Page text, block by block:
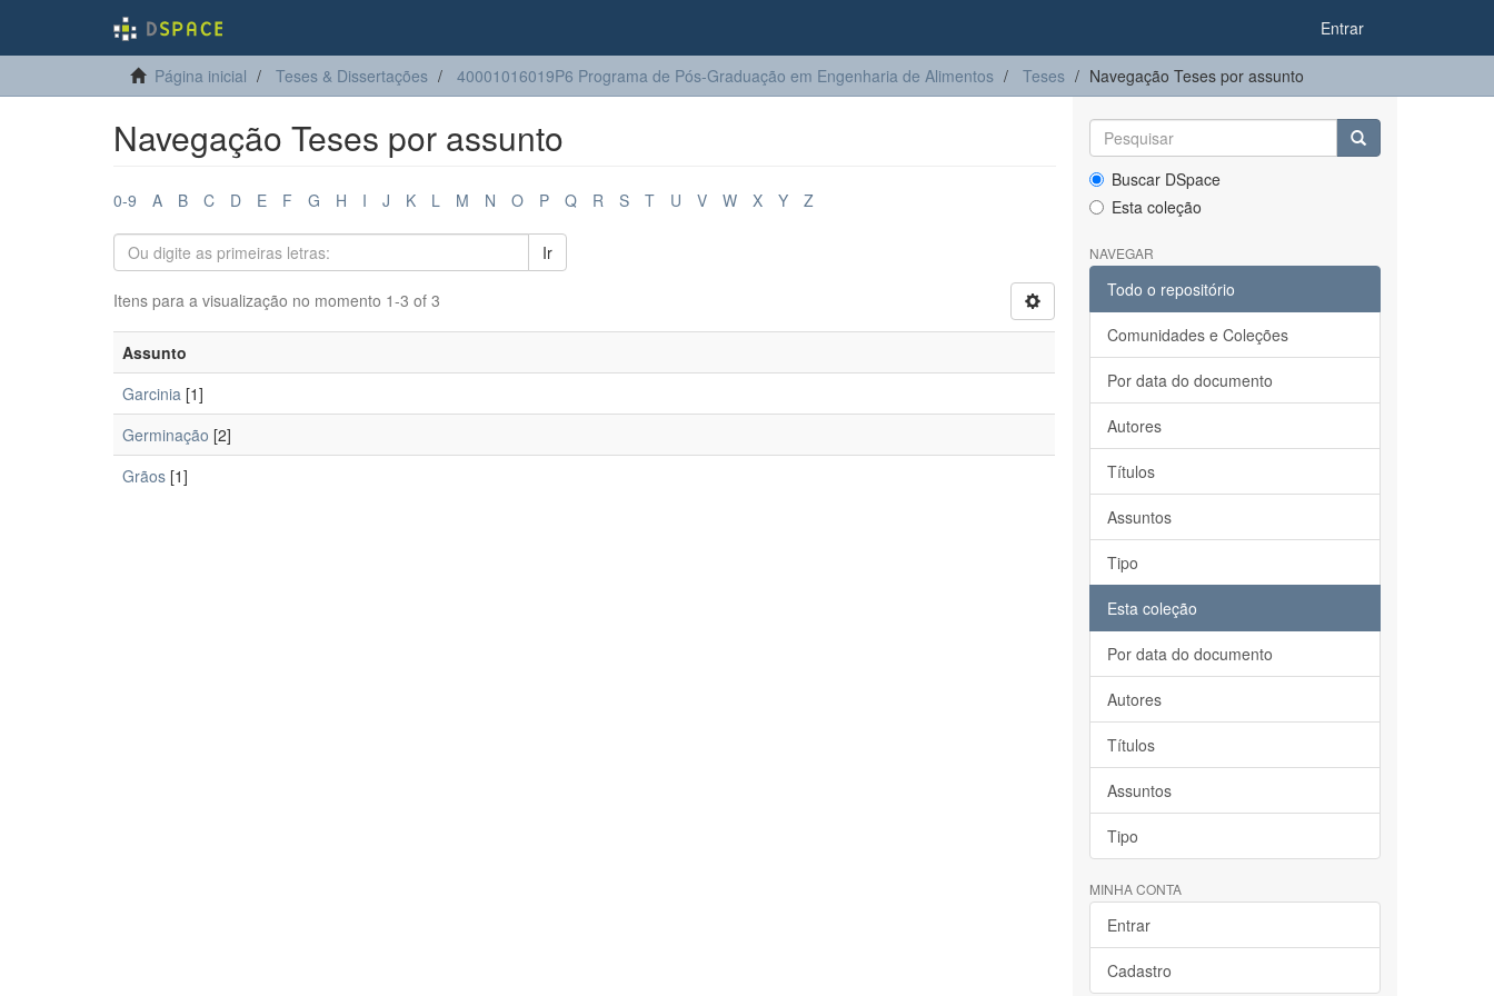
Entrar
Página inicial Teses & Dissertações 40001016019P6 Programa de Pós-Graduação em Engenharia de Alimentos Teses Navegação Teses por assunto
Navegação Teses por assunto
0-9 A B C D E F G H I J K L M N O P Q R S T U V W X Y Z
Ir
Itens para a visualização no momento 1-3 of 3
Assunto
Garcinia [1]
Germinação [2]
Grãos [1]
Buscar DSpace
Esta coleção
NAVEGAR
Todo o repositório
Comunidades e Coleções
Por data do documento
Autores
Títulos
Assuntos
Tipo
Esta coleção
Por data do documento
Autores
Títulos
Assuntos
Tipo
MINHA CONTA
Entrar
Cadastro